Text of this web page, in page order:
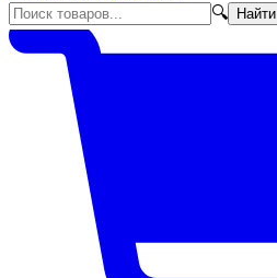
🔍
Найти